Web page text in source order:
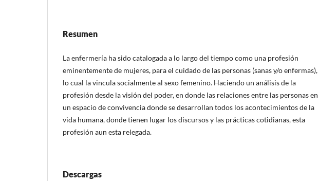
Resumen
La enfermería ha sido catalogada a lo largo del tiempo como una profesión
eminentemente de mujeres, para el cuidado de las personas (sanas y/o enfermas),
lo cual la vincula socialmente al sexo femenino. Haciendo un análisis de la
profesión desde la visión del poder, en donde las relaciones entre las personas en
un espacio de convivencia donde se desarrollan todos los acontecimientos de la
vida humana, donde tienen lugar los discursos y las prácticas cotidianas, esta
profesión aun esta relegada.
Descargas